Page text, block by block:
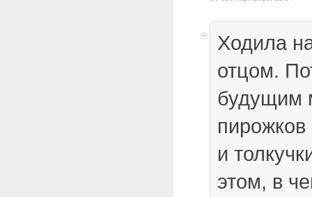
Ходила
отцом.
будущим
и
этом, в